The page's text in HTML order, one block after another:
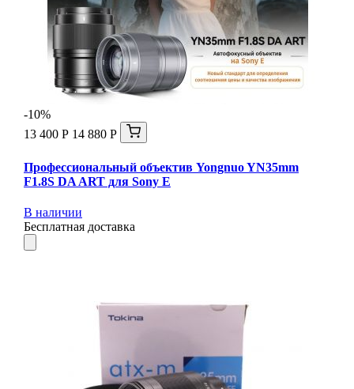
-10%
13 400 Р 14 880 Р
Профессиональный объектив Yongnuo YN35mm
F1.8S DA ART для Sony E
В наличии
Бесплатная доставка